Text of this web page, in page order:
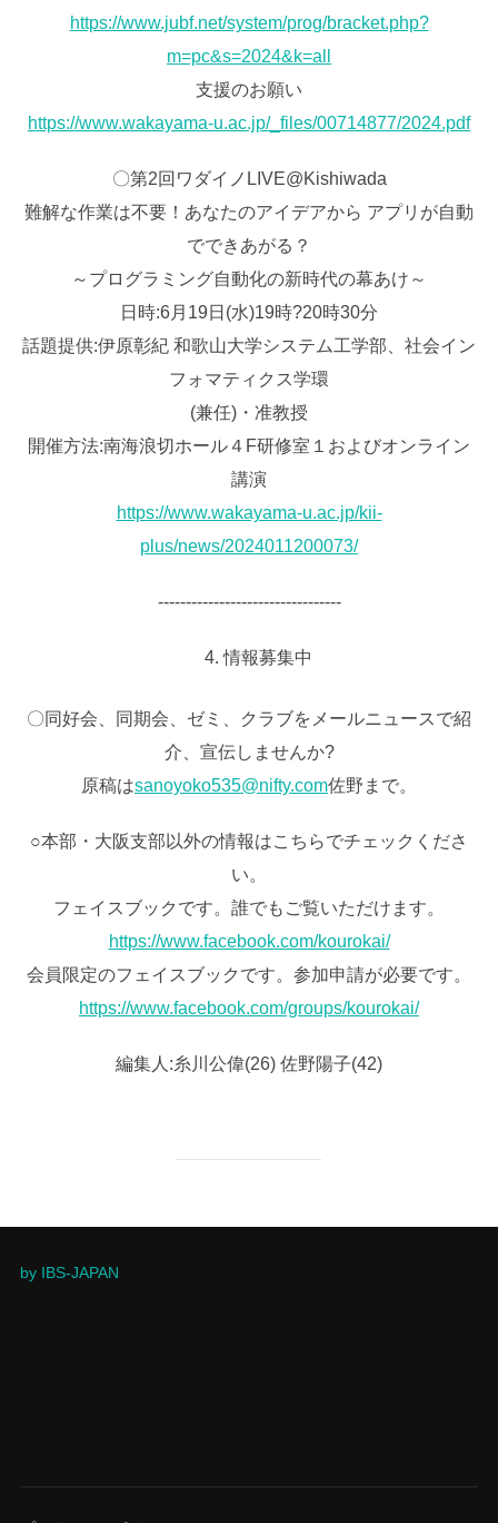
https://www.jubf.net/system/prog/bracket.php?
m=pc&s=2024&k=all
支援のお願い
https://www.wakayama-u.ac.jp/_files/00714877/2024.pdf
〇第2回ワダイノLIVE@Kishiwada
難解な作業は不要！あなたのアイデアから アプリが自動
でできあがる？
～プログラミング自動化の新時代の幕あけ～
日時:6月19日(水)19時?20時30分
話題提供:伊原彰紀 和歌山大学システム工学部、社会イン
フォマティクス学環
(兼任)・准教授
開催方法:南海浪切ホール４F研修室１およびオンライン
講演
https://www.wakayama-u.ac.jp/kii-
plus/news/2024011200073/
‐‐‐‐‐‐‐‐‐‐‐‐‐‐‐‐‐‐‐‐‐‐‐‐‐‐‐‐‐‐‐‐‐
情報募集中
〇同好会、同期会、ゼミ、クラブをメールニュースで紹
介、宣伝しませんか?
原稿はsanoyoko535@nifty.com佐野まで。
○本部・大阪支部以外の情報はこちらでチェックくださ
い。
フェイスブックです。誰でもご覧いただけます。
https://www.facebook.com/kourokai/
会員限定のフェイスブックです。参加申請が必要です。
https://www.facebook.com/groups/kourokai/
編集人:糸川公偉(26) 佐野陽子(42)
by IBS-JAPAN